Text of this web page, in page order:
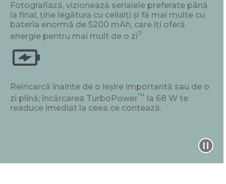
Fotografiază, vizionează serialele preferate până
la final, ține legătura cu ceilalți și fă mai multe cu
bateria enormă de 5200 mAh, care îți oferă
energie pentru mai mult de o zi7.
Reîncarcă înainte de o ieșire importantă sau de o
zi plină; încărcarea TurboPower™ la 68 W te
readuce imediat la ceea ce contează.